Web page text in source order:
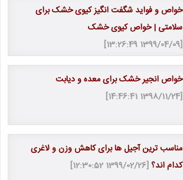
خواص و فواید شگفت انگیز کیوی خشک برای
سلامتی | خواص کیوی خشک
[1399/04/09 13:26:49]
خواص انجیر خشک برای معده و دیابت
[1398/11/24 14:46:41]
مناسب ترین آجیل ها برای کاهش وزن و لاغری
کدام اند؟[1399/02/26 12:30:52]